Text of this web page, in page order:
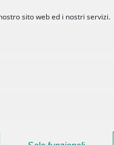
sito web ed i nostri servizi.